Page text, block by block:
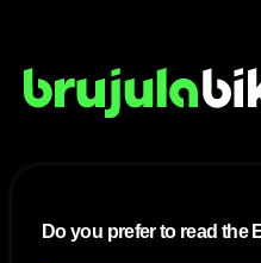
Mapa do site
Do you prefer to read the